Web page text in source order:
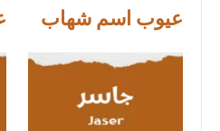
عيوب اسم شهاب